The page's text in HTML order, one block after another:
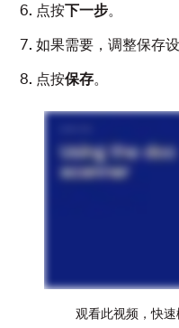
点按下一步。
如果需要，调整保存设
点按保存。
在移动设备上打开
点按
图标。
为要扫描的内容拍照
要重新扫描，请点
观看此视频，快速